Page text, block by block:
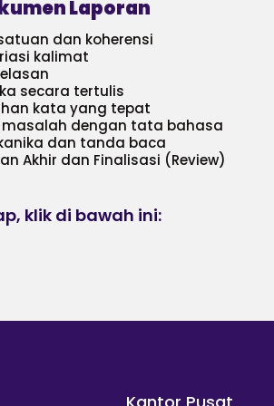
Laporan
dan koherensi
kalimat
secara tertulis
kata yang tepat
masalah dengan tata bahasa
dan tanda baca
Akhir dan Finalisasi (Review)
klik di bawah ini:
Kantor Pusat